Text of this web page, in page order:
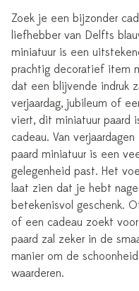
Zoek je een bijzonder
liefhebber van Delfts
miniatuur is een
prachtig decoratief item
dat een blijvende indruk
verjaardag, jubileum of
viert, dit miniatuur paard
cadeau. Van
paard miniatuur is een
gelegenheid past. Het
laat zien dat je hebt
betekenisvol geschenk.
of een cadeau zoekt
paard zal zeker in de
manier om de
waarderen.